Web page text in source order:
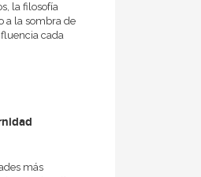
la filosofía
a la sombra de
cada
más